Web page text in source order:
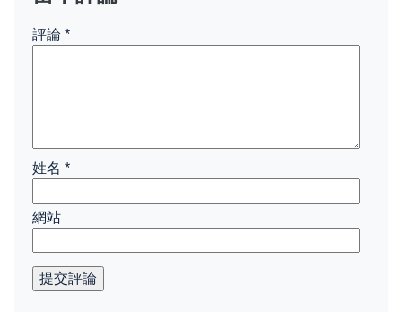
評論 *
姓名 *
網站
提交評論